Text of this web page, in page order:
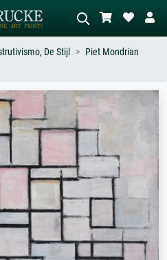
–
Descreva a cena – ex: prado verde,
abstrato com muito vermelho, pintura
a óleo escura, nu em pé ao lado de
uma árvore.
De Stijl
Piet Mondrian